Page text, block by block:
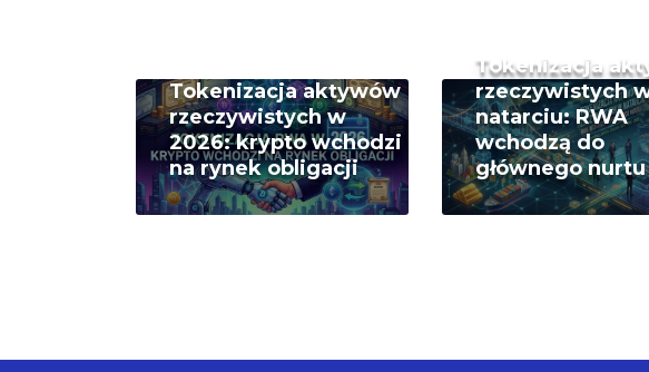
Tokenizacja aktywów
rzeczywistych w
2026: krypto wchodzi
na rynek obligacji
Tokenizacja
rzeczywistych
natarciu: RWA
wchodzą do
głównego nurtu